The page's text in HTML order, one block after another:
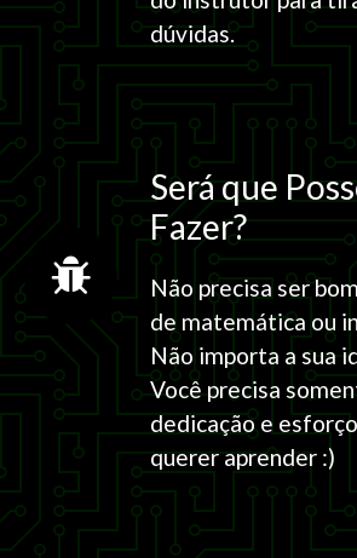
dúvidas.
Será que
Fazer?
Não precisa ser
de matemática ou
Não importa a sua
Você precisa
dedicação e
querer aprender :)